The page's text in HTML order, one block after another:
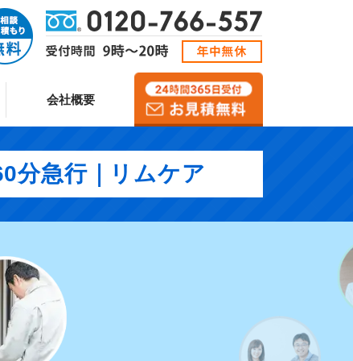
会社概要
分急行｜リムケア